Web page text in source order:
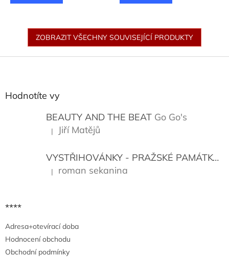
ZOBRAZIT VŠECHNY SOUVISEJÍCÍ PRODUKTY
Hodnotíte vy
BEAUTY AND THE BEAT Go Go's
Hodnocení produktu je 5 z 5 hvězdiček.
| Jiří Matějů
VYSTŘIHOVÁNKY - PRAŽSKÉ PAMÁTKY
Hodnocení produktu je 5 z 5 hvězdiček.
| roman sekanina
****
Adresa+otevírací doba
Hodnocení obchodu
Obchodní podmínky